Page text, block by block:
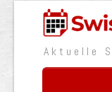
Aktuelle